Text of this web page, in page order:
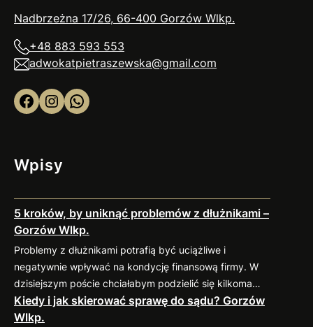
Nadbrzeżna 17/26, 66-400 Gorzów Wlkp.
+48 883 593 553
adwokatpietraszewska@gmail.com
Facebook Instagram WhatsApp
Wpisy
5 kroków, by uniknąć problemów z dłużnikami –
Gorzów Wlkp.
Problemy z dłużnikami potrafią być uciążliwe i
negatywnie wpływać na kondycję finansową firmy. W
dzisiejszym poście chciałabym podzielić się kilkoma
sprawdzonymi praktykami, które pomogą
zminimalizować ryzyko takich sytuacji. 1. Weryfikacja
Kiedy i jak skierować sprawę do sądu? Gorzów
Wlkp.